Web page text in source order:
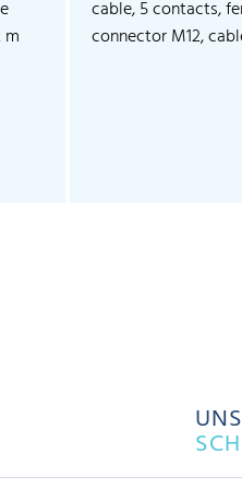
cable, 5 contacts,
connector M12,